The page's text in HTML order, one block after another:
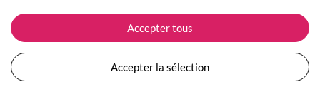
Nos engagements
Plan du site
Devenir revendeur
Collection Femme
Collection Enfants
Les Totebags
ASSISTANCE
Suivre ma commande
Expédition et livraison
Retour et remboursement
Accepter tous
Accepter la sélection